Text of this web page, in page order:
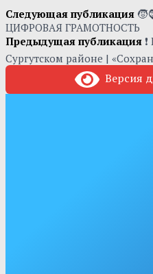
Следующая публикация
ЦИФРОВАЯ ГРАМОТНОСТЬ
Предыдущая публикация
Сургутском районе |
Версия